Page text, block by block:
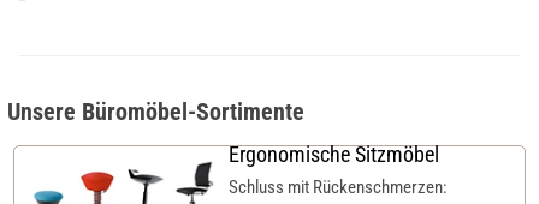
Unsere Büromöbel-Sortimente
Ergonomische Sitzmöbel
Schluss mit Rückenschmerzen: